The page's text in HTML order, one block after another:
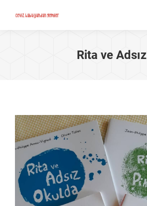
Rita ve Adsız